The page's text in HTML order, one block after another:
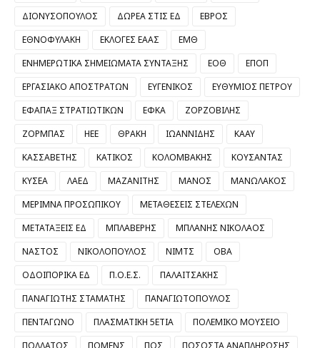
ΔΙΟΝΥΣΟΠΟΥΛΟΣ
ΔΩΡΕΑ ΣΤΙΣ ΕΔ
ΕΒΡΟΣ
ΕΘΝΟΦΥΛΑΚΗ
ΕΚΛΟΓΕΣ ΕΑΑΣ
ΕΜΘ
ΕΝΗΜΕΡΩΤΙΚΑ ΣΗΜΕΙΩΜΑΤΑ ΣΥΝΤΑΞΗΣ
ΕΟΘ
ΕΠΟΠ
ΕΡΓΑΣΙΑΚΟ ΑΠΟΣΤΡΑΤΩΝ
ΕΥΓΕΝΙΚΟΣ
ΕΥΘΥΜΙΟΣ ΠΕΤΡΟΥ
ΕΦΑΠΑΞ ΣΤΡΑΤΙΩΤΙΚΩΝ
ΕΦΚΑ
ΖΟΡΖΟΒΙΛΗΣ
ΖΟΡΜΠΑΣ
ΗΕΕ ΘΡΑΚΗ ΙΩΑΝΝΙΔΗΣ
ΚΑΑΥ
ΚΑΣΣΑΒΕΤΗΣ
ΚΑΤΙΚΟΣ ΚΟΛΟΜΒΑΚΗΣ
ΚΟΥΣΑΝΤΑΣ
ΚΥΣΕΑ
ΛΑΕΔ ΜΑΖΑΝΙΤΗΣ ΜΑΝΟΣ
ΜΑΝΩΛΑΚΟΣ
ΜΕΡΙΜΝΑ ΠΡΟΣΩΠΙΚΟΥ
ΜΕΤΑΘΕΣΕΙΣ ΣΤΕΛΕΧΩΝ
ΜΕΤΑΤΑΞΕΙΣ ΕΔ
ΜΠΛΑΒΕΡΗΣ
ΜΠΛΑΝΗΣ ΝΙΚΟΛΑΟΣ
ΝΑΣΤΟΣ
ΝΙΚΟΛΟΠΟΥΛΟΣ ΝΙΜΤΣ
ΟΒΑ
ΟΔΟΙΠΟΡΙΚΑ ΕΔ
Π.Ο.Ε.Σ.
ΠΑΛΑΙΤΣΑΚΗΣ
ΠΑΝΑΓΙΩΤΗΣ ΣΤΑΜΑΤΗΣ
ΠΑΝΑΓΙΩΤΟΠΟΥΛΟΣ
ΠΕΝΤΑΓΩΝΟ
ΠΛΑΣΜΑΤΙΚΗ 5ΕΤΙΑ
ΠΟΛΕΜΙΚΟ ΜΟΥΣΕΙΟ